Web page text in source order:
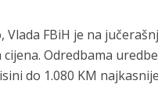
Vlada FBiH je na
Odredbama
do 1.080 KM